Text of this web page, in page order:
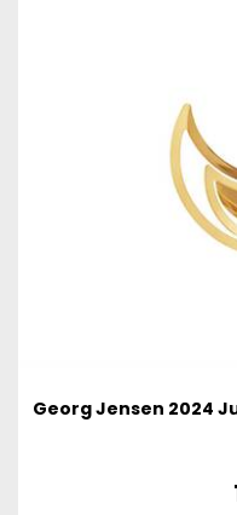
Georg Jensen 2024